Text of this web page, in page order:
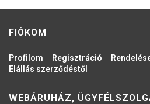
FIÓKOM
Profilom Regisztráció
Elállás szerződéstől
WEBÁRUHÁZ,